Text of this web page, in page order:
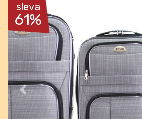
sleva
61%
Previous